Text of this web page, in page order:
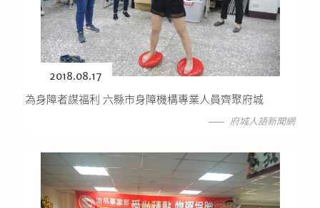
2018.08.17
為身障者謀福利 六縣市身障機構專業人員齊聚府城
府城人語新聞網